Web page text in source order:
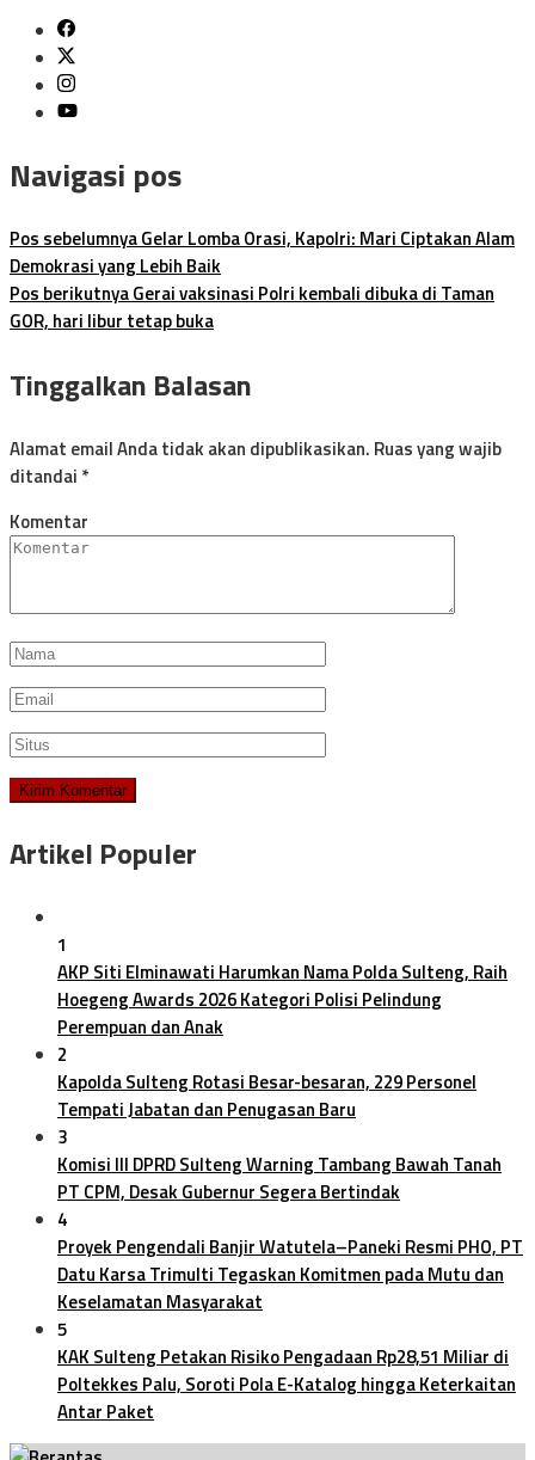
Navigasi pos
Pos sebelumnyaGelar Lomba Orasi, Kapolri: Mari Ciptakan Alam
Demokrasi yang Lebih Baik
Pos berikutnyaGerai vaksinasi Polri kembali dibuka di Taman
GOR, hari libur tetap buka
Tinggalkan Balasan
Alamat email Anda tidak akan dipublikasikan. Ruas yang wajib
ditandai *
Komentar
Artikel Populer
1
AKP Siti Elminawati Harumkan Nama Polda Sulteng, Raih
Hoegeng Awards 2026 Kategori Polisi Pelindung
Perempuan dan Anak
2
Kapolda Sulteng Rotasi Besar-besaran, 229 Personel
Tempati Jabatan dan Penugasan Baru
3
Komisi III DPRD Sulteng Warning Tambang Bawah Tanah
PT CPM, Desak Gubernur Segera Bertindak
4
Proyek Pengendali Banjir Watutela–Paneki Resmi PHO, PT
Datu Karsa Trimulti Tegaskan Komitmen pada Mutu dan
Keselamatan Masyarakat
5
KAK Sulteng Petakan Risiko Pengadaan Rp28,51 Miliar di
Poltekkes Palu, Soroti Pola E-Katalog hingga Keterkaitan
Antar Paket